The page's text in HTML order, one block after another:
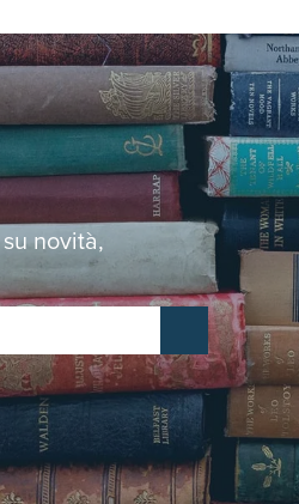
novità,